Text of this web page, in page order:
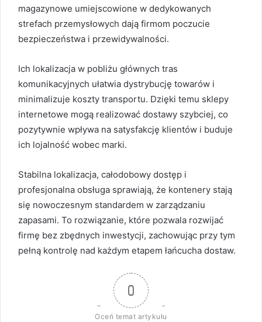
magazynowe umiejscowione w dedykowanych
strefach przemysłowych dają firmom poczucie
bezpieczeństwa i przewidywalności.
Ich lokalizacja w pobliżu głównych tras
komunikacyjnych ułatwia dystrybucję towarów i
minimalizuje koszty transportu. Dzięki temu sklepy
internetowe mogą realizować dostawy szybciej, co
pozytywnie wpływa na satysfakcję klientów i buduje
ich lojalność wobec marki.
Stabilna lokalizacja, całodobowy dostęp i
profesjonalna obsługa sprawiają, że kontenery stają
się nowoczesnym standardem w zarządzaniu
zapasami. To rozwiązanie, które pozwala rozwijać
firmę bez zbędnych inwestycji, zachowując przy tym
pełną kontrolę nad każdym etapem łańcucha dostaw.
0
Oceń temat artykułu